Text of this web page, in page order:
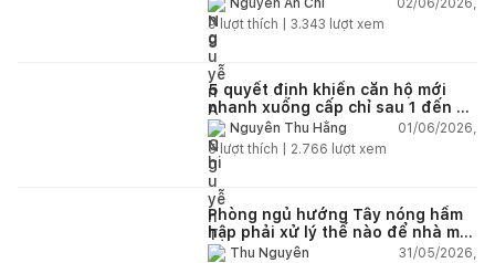
Nguyễn An Chi
02/06/2026,
9lượt thích | 3.343 lượt xem
5 quyết định khiến căn hộ mới
nhanh xuống cấp chỉ sau 1 đến 2
nămNguyễn Thu Hằng
01/06/2026,
5lượt thích | 2.766 lượt xem
Phòng ngủ hướng Tây nóng hầm
hập phải xử lý thế nào để nhà mát
hơn?Thu Nguyễn
31/05/2026,